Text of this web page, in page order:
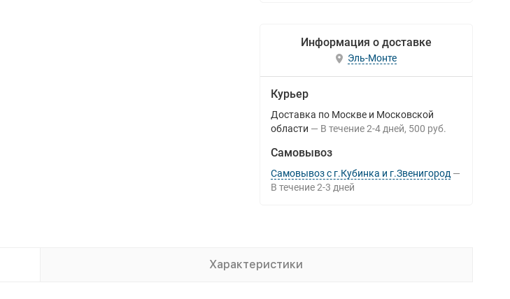
Информация о доставке
Эль-Монте
Курьер
Доставка по Москве и Московской
области
В течение 2-4 дней 500 руб.
Самовывоз
Самовывоз с г.Кубинка и г.Звенигород
В течение 2-3 дней
Характеристики